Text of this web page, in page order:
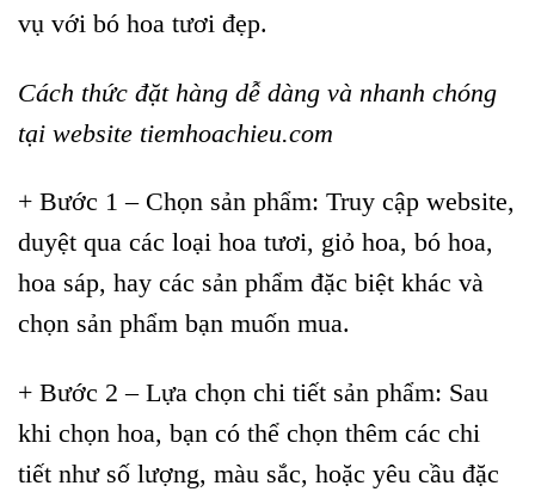
vụ với bó hoa tươi đẹp.
Cách thức đặt hàng dễ dàng và nhanh chóng
tại website tiemhoachieu.com
+ Bước 1 – Chọn sản phẩm: Truy cập website,
duyệt qua các loại hoa tươi, giỏ hoa, bó hoa,
hoa sáp, hay các sản phẩm đặc biệt khác và
chọn sản phẩm bạn muốn mua.
+ Bước 2 – Lựa chọn chi tiết sản phẩm: Sau
khi chọn hoa, bạn có thể chọn thêm các chi
tiết như số lượng, màu sắc, hoặc yêu cầu đặc